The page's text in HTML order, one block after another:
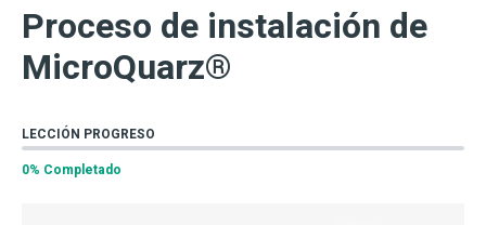
Proceso de instalación de
MicroQuarz®
LECCIÓN PROGRESO
0% Completado